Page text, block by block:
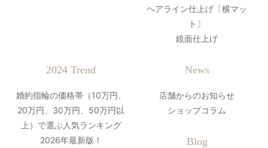
ヘアライン仕上げ〔横マッ
ト〕
鏡面仕上げ
2024 Trend
婚約指輪の価格帯（10万円、
20万円、30万円、50万円以
上）で選ぶ人気ランキング
2026年最新版！
News
店舗からのお知らせ
ショップコラム
Blog